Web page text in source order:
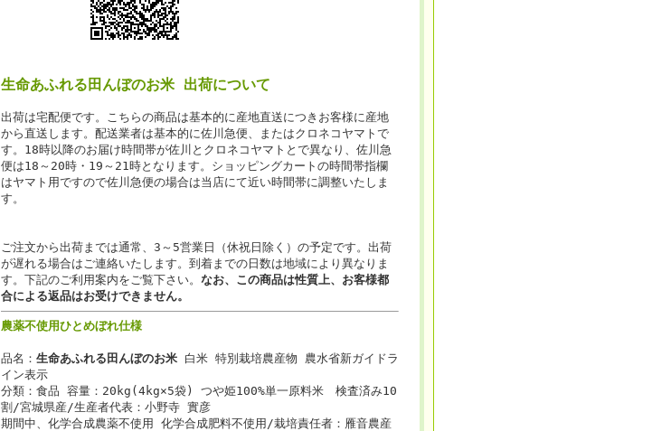
生命あふれる田んぼのお米 出荷について
出荷は宅配便です。こちらの商品は基本的に産地直送につきお客様に産地
から直送します。配送業者は基本的に佐川急便、またはクロネコヤマトで
す。18時以降のお届け時間帯が佐川とクロネコヤマトとで異なり、佐川急
便は18～20時・19～21時となります。ショッピングカートの時間帯指欄
はヤマト用ですので佐川急便の場合は当店にて近い時間帯に調整いたしま
す。
ご注文から出荷までは通常、3～5営業日（休祝日除く）の予定です。出荷
が遅れる場合はご連絡いたします。到着までの日数は地域により異なりま
す。下記のご利用案内をご覧下さい。 なお、この商品は性質上、お客様都
合による返品はお受けできません。
農薬不使用ひとめぼれ仕様
品名： 生命あふれる田んぼのお米白米 特別栽培農産物 農水省新ガイドラ
イン表示
分類：食品 容量：20kg(4kg×5袋) つや姫100%単一原料米 検査済み10
割/宮城県産/生産者代表：小野寺 實彦
期間中、化学合成農薬不使用 化学合成肥料不使用/栽培責任者：雁音農産